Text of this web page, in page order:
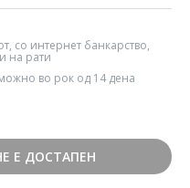
со интернет банкарство,
на рати
во рок од 14 дена
Е ДОСТАПЕН